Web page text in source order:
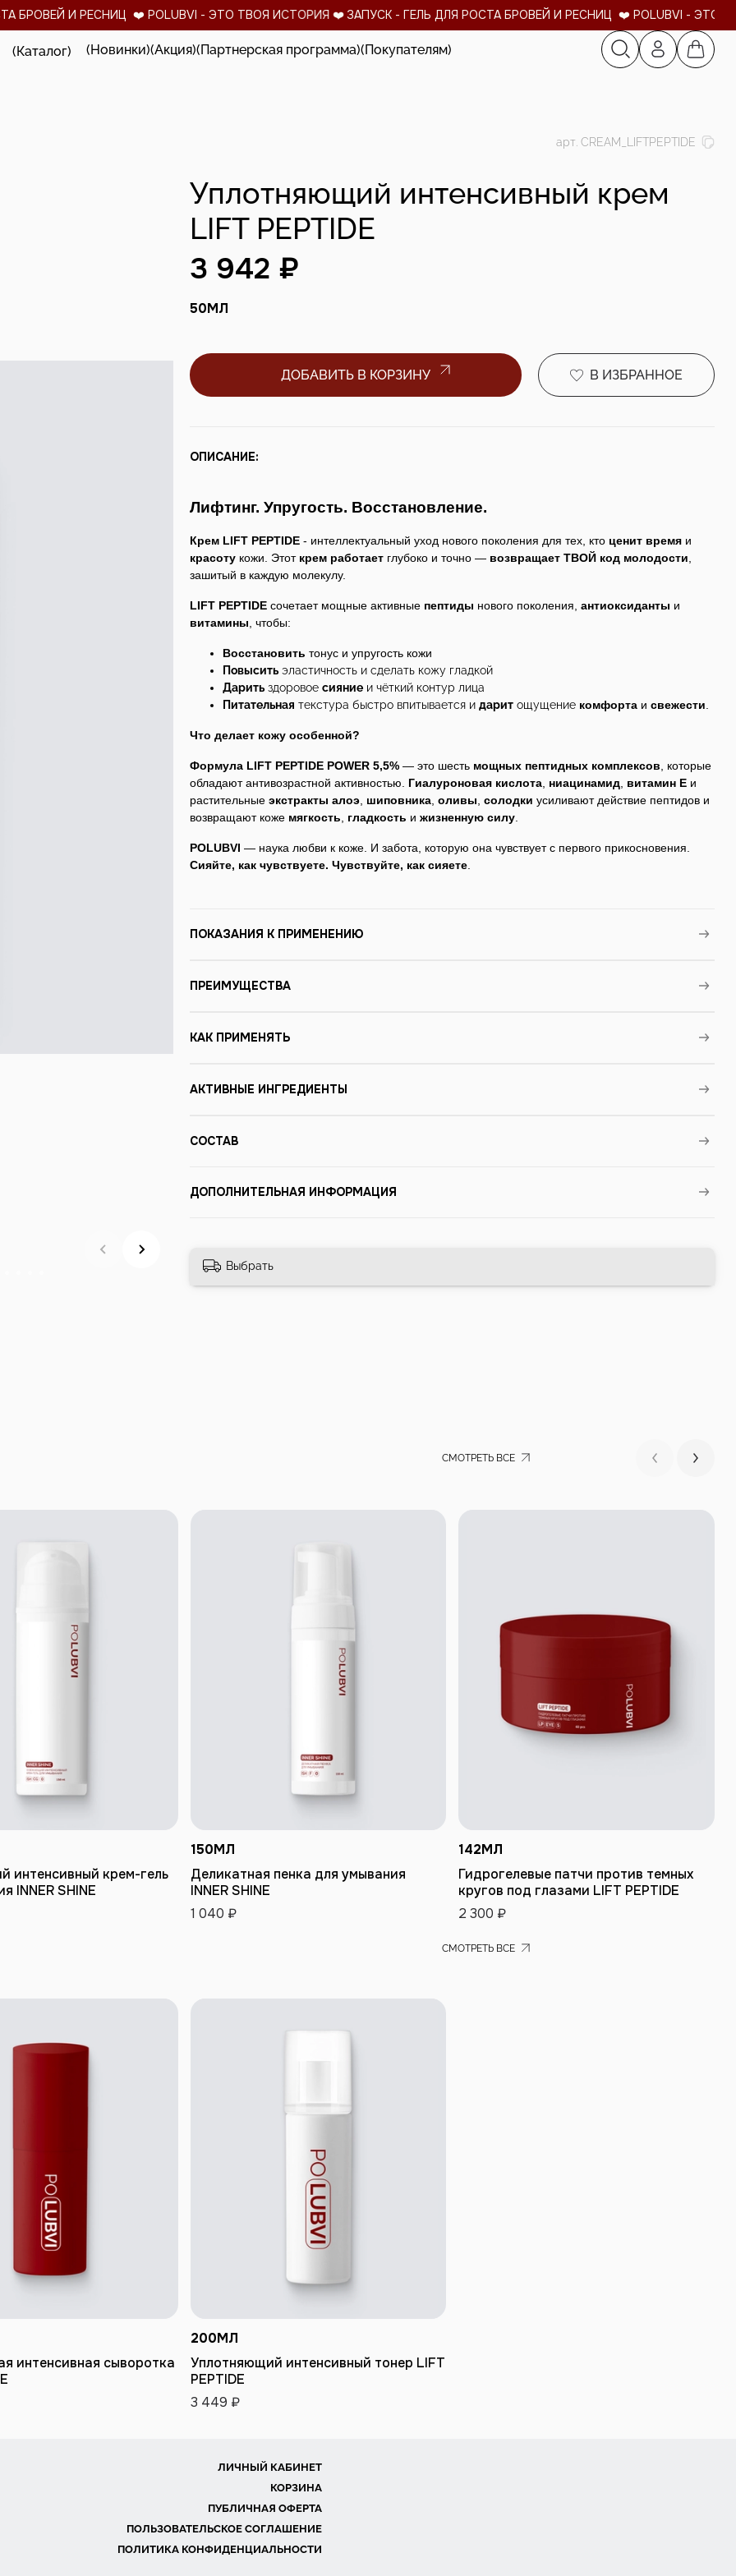
И РЕСНИЦ ❤️ POLUBVI - ЭТО ТВОЯ ИСТОРИЯ ❤️ЗАПУСК - ГЕЛЬ ДЛЯ РОСТА БРОВЕЙ И РЕСНИЦ ❤️ POLUBVI - ЭТО
(Каталог) (Новинки)(Акция)(Партнерская программа)(Покупателям)
арт. CREAM_LIFTPEPTIDE
Уплотняющий интенсивный крем
LIFT PEPTIDE
3 942 ₽
50МЛ
ДОБАВИТЬ В КОРЗИНУ В ИЗБРАННОЕ
ОПИСАНИЕ:
Лифтинг. Упругость. Восстановление.
Крем LIFT PEPTIDE - интеллектуальный уход нового поколения для тех, кто ценит время и
красоту кожи. Этот крем работает глубоко и точно — возвращает ТВОЙ код молодости,
зашитый в каждую молекулу.
LIFT PEPTIDE сочетает мощные активные пептиды нового поколения,антиоксиданты и
витамины, чтобы:
Восстановить тонус и упругость кожи
Повысить эластичность и сделать кожу гладкой
Дарить здоровоесияние и чёткий контур лица
Питательная текстура быстро впитывается идарит ощущение комфорта исвежести.
Что делает кожу особенной?
Формула LIFT PEPTIDE POWER 5,5% — это шесть мощных пептидных комплексов, которые
обладают антивозрастной активностью. Гиалуроновая кислота, ниацинамид, витамин E и
растительныеэкстракты алоэ, шиповника,оливы,солодки усиливают действие пептидов и
возвращают коже мягкость, гладкость ижизненную силу.
POLUBVI — наука любви к коже. И забота, которую она чувствует с первого прикосновения.
Сияйте, как чувствуете. Чувствуйте, как сияете.
ПОКАЗАНИЯ К ПРИМЕНЕНИЮ
ПРЕИМУЩЕСТВА
КАК ПРИМЕНЯТЬ
АКТИВНЫЕ ИНГРЕДИЕНТЫ
СОСТАВ
ДОПОЛНИТЕЛЬНАЯ ИНФОРМАЦИЯ
Выбрать
СМОТРЕТЬ ВСЕ
В КОРЗИНУ
интенсивный крем-гель
INNER SHINE
ДОБАВИТЬ В КОРЗИНУ
150МЛ
Деликатная пенка для умывания
INNER SHINE
1 040 ₽
ДОБАВИТЬ В КОРЗИНУ
142МЛ
Гидрогелевые патчи против темных
кругов под глазами LIFT PEPTIDE
2 300 ₽
СМОТРЕТЬ ВСЕ
В КОРЗИНУ
интенсивная сыворотка
ДОБАВИТЬ В КОРЗИНУ
200МЛ
Уплотняющий интенсивный тонер LIFT
PEPTIDE
3 449 ₽
ЛИЧНЫЙ КАБИНЕТ
КОРЗИНА
ПУБЛИЧНАЯ ОФЕРТА
ПОЛЬЗОВАТЕЛЬСКОЕ СОГЛАШЕНИЕ
ПОЛИТИКА КОНФИДЕНЦИАЛЬНОСТИ